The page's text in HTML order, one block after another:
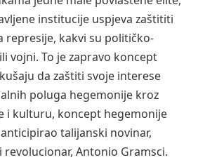
institucije uspjeva zaštititi
represije, kakvi su političko-
vojni. To je zapravo koncept
da zaštiti svoje interese
poluga hegemonije kroz
i kulturu, koncept hegemonije
talijanski novinar,
Antonio Gramsci.